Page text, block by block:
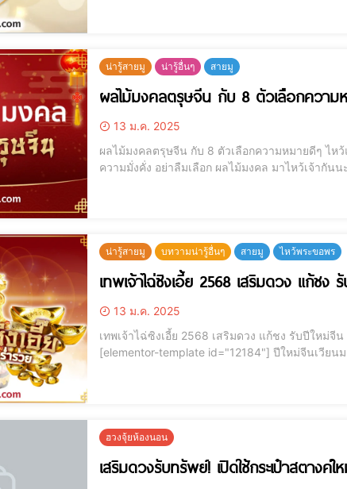
น่ารู้สายมู น่ารู้อื่นๆ สายมู
ผลไม้มงคลตรุษจีน กับ 8 ตัวเลือกความ
13 ม.ค. 2025
ผลไม้มงคลตรุษจีน กับ 8 ตัวเลือกความหมายดีๆ ไหว้แล้วปัง [elementor-template id="12184"] ตรุษจีนนี้ ใครอยากเสริ
ความมั่งคั่ง อย่าลืมเลือก ผลไม้มงคล มาไหว้เจ้ากัน
น่ารู้สายมู บทวามน่ารู้อื่นๆ สายมู ไหว้พระขอพร
เทพเจ้าไฉ่ซิงเอี้ย 2568 เสริมดวง แก้ชง
13 ม.ค. 2025
เทพเจ้าไฉ่ซิงเอี้ย 2568 เสริมดวง แก้ชง รับปีใหม่จีน 2568 เสริมดวง แก้ชง รับปีใหม่จีน เทพเจ้าไท้ส่วยเอี๊ย แชร์ไป LINE แชร์ไป LINE
[elementor-template id="12184"] ปีใหม่จีนเวียนมาบรรจบอีกครั้ง หลายคนคงกำลังมองหาวิธีเสริมสิริมงคลให้ชีวิตราบรื่นตลอดปี หนึ่งใน
ฮวงจุ้ยห้องนอน
เสริมดวงรับทรัพย์! เปิดใช้กระเป๋าสตาง